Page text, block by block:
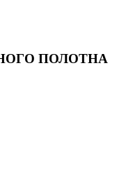
ПОЛОТНА